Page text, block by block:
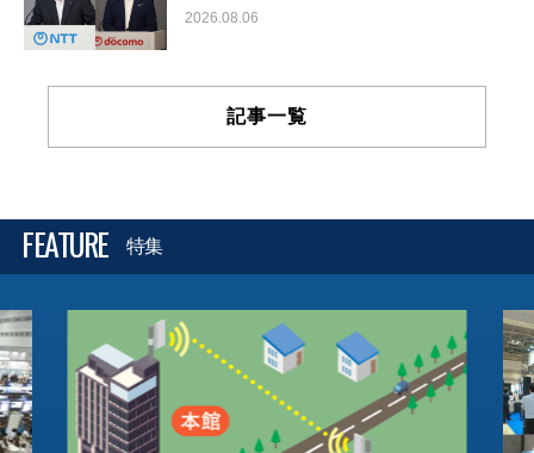
2026.08.06
記事一覧
FEATURE 特集